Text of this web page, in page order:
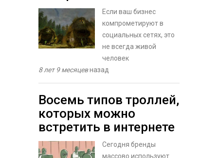
Если ваш бизнес
компрометируют в
социальных сетях, это
не всегда живой
человек
8 лет 9 месяцевназад
Восемь типов троллей,
которых можно
встретить в интернете
Сегодня бренды
массово используют